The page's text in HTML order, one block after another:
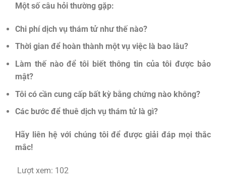
Một số câu hỏi thường gặp:
Chi phí dịch vụ thám tử như thế nào?
Thời gian để hoàn thành một vụ việc là bao lâu?
Làm thế nào để tôi biết thông tin của tôi được bảo
mật?
Tôi có cần cung cấp bất kỳ bằng chứng nào không?
Các bước để thuê dịch vụ thám tử là gì?
Hãy liên hệ với chúng tôi để được giải đáp mọi thắc
mắc!
Lượt xem: 102